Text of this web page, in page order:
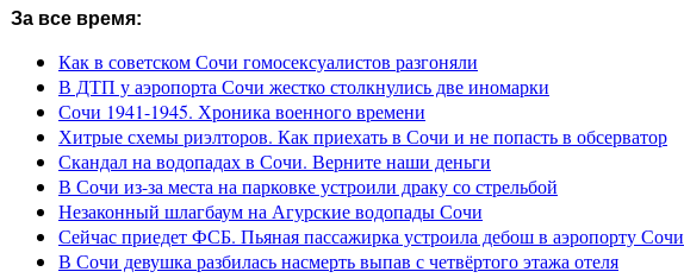
За все время:
Как в советском Сочи гомосексуалистов разгоняли
В ДТП у аэропорта Сочи жестко столкнулись две иномарки
Сочи 1941-1945. Хроника военного времени
Хитрые схемы риэлторов. Как приехать в Сочи и не попасть в обсерватор
Скандал на водопадах в Сочи. Верните наши деньги
В Сочи из-за места на парковке устроили драку со стрельбой
Незаконный шлагбаум на Агурские водопады Сочи
Сейчас приедет ФСБ. Пьяная пассажирка устроила дебош в аэропорту Сочи
В Сочи девушка разбилась насмерть выпав с четвёртого этажа отеля